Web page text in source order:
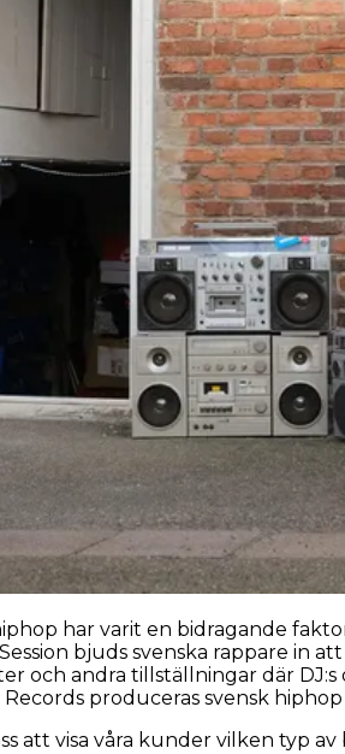
har varit en bidragande
bjuds svenska rappare in
och andra tillställningar där
produceras svensk
att visa våra kunder vilken typ